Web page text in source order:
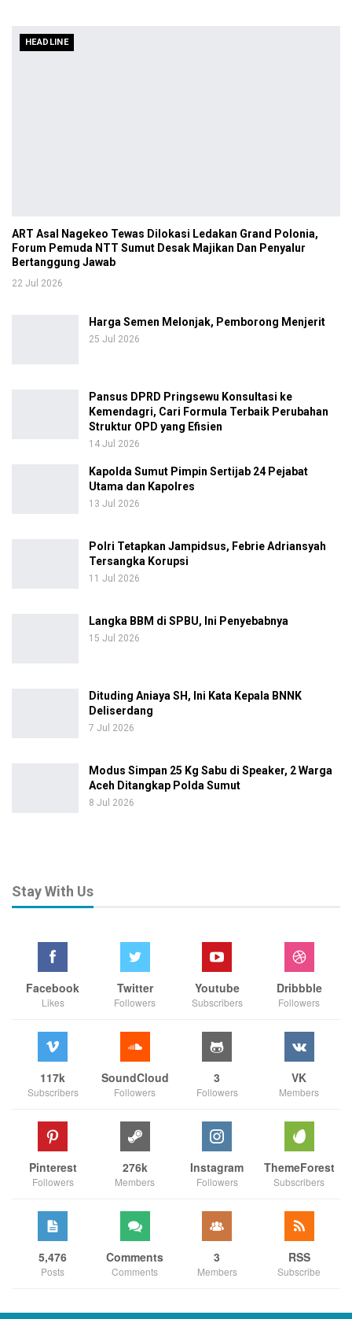
HEADLINE
ART Asal Nagekeo Tewas Dilokasi Ledakan Grand Polonia,
Forum Pemuda NTT Sumut Desak Majikan Dan Penyalur
Bertanggung Jawab
22 Jul 2026
Harga Semen Melonjak, Pemborong Menjerit
25 Jul 2026
Pansus DPRD Pringsewu Konsultasi ke
Kemendagri, Cari Formula Terbaik Perubahan
Struktur OPD yang Efisien
14 Jul 2026
Kapolda Sumut Pimpin Sertijab 24 Pejabat
Utama dan Kapolres
13 Jul 2026
Polri Tetapkan Jampidsus, Febrie Adriansyah
Tersangka Korupsi
11 Jul 2026
Langka BBM di SPBU, Ini Penyebabnya
15 Jul 2026
Dituding Aniaya SH, Ini Kata Kepala BNNK
Deliserdang
7 Jul 2026
Modus Simpan 25 Kg Sabu di Speaker, 2 Warga
Aceh Ditangkap Polda Sumut
8 Jul 2026
Stay With Us
Facebook
Likes
Twitter
Followers
Youtube
Subscribers
Dribbble
Followers
117k
Subscribers
SoundCloud
Followers
3
Followers
VK
Members
Pinterest
Followers
276k
Members
Instagram
Followers
ThemeForest
Subscribers
5,476
Posts
Comments
Comments
3
Members
RSS
Subscribe